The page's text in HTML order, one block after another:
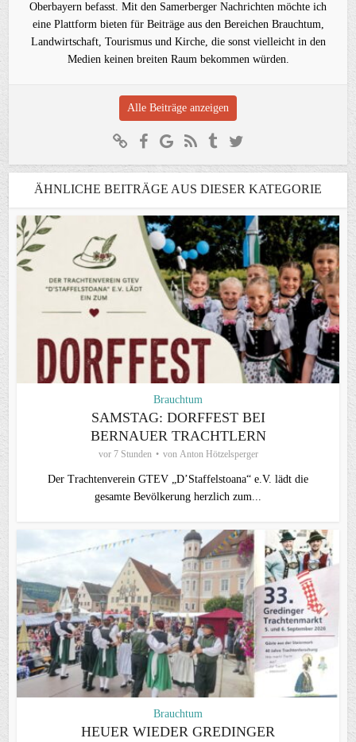
Oberbayern befasst. Mit den Samerberger Nachrichten möchte ich
eine Plattform bieten für Beiträge aus den Bereichen Brauchtum,
Landwirtschaft, Tourismus und Kirche, die sonst vielleicht in den
Medien keinen breiten Raum bekommen würden.
Alle Beiträge anzeigen
ÄHNLICHE BEITRÄGE AUS DIESER KATEGORIE
Brauchtum
SAMSTAG: DORFFEST BEI
BERNAUER TRACHTLERN
vor 7 Stunden von Anton Hötzelsperger
Der Trachtenverein GTEV „D’Staffelstoana“ e.V. lädt die
gesamte Bevölkerung herzlich zum...
Brauchtum
HEUER WIEDER GREDINGER